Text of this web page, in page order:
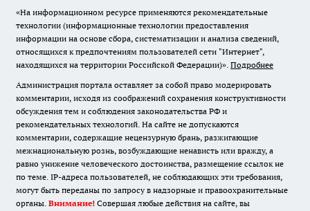
«На информационном ресурсе применяются рекомендательные
технологии (информационные технологии предоставления
информации на основе сбора, систематизации и анализа сведений,
относящихся к предпочтениям пользователей сети "Интернет",
находящихся на территории Российской Федерации)». Подробнее
Администрация портала оставляет за собой право модерировать
комментарии, исходя из соображений сохранения конструктивности
обсуждения тем и соблюдения законодательства РФ и
рекомендательных технологий. На сайте не допускаются
комментарии, содержащие нецензурную брань, разжигающие
межнациональную рознь, возбуждающие ненависть или вражду, а
равно унижение человеческого достоинства, размещение ссылок не
по теме. IP-адреса пользователей, не соблюдающих эти требования,
могут быть переданы по запросу в надзорные и правоохранительные
органы. Внимание! Совершая любые действия на сайте, вы